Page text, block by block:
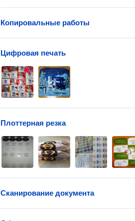
Копировальные работы
Цифровая печать
Плоттерная резка
Сканирование документа